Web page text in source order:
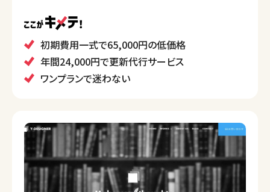
初期費用一式で65,000円の低価格
年間24,000円で更新代行サービス
ワンプランで迷わない